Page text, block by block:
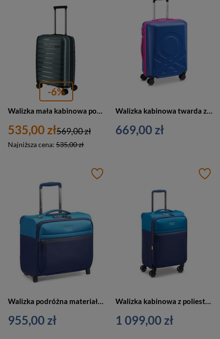
-6%
Walizka mała kabinowa podróżna niebieska - Travelite Air Base 75347-25
535,00 zł
Najniższa cena: 535,00 zł
569,00 zł
Walizka kabinowa twarda z ABS unisex Delsey Benetton Fabrica 55 cm niebieska
669,00 zł
955,00 zł 1 099,00 zł